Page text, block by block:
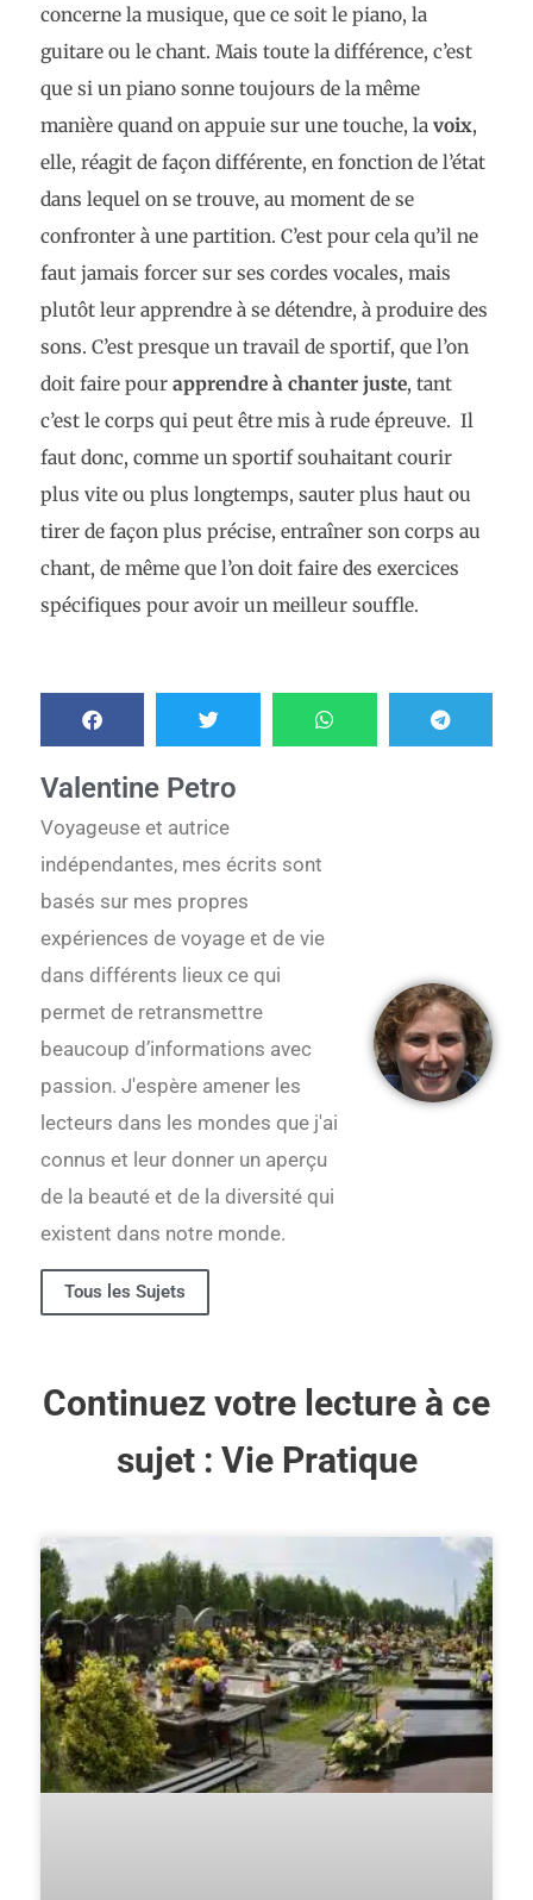
concerne la musique, que ce soit le piano, la
guitare ou le chant. Mais toute la différence, c’est
que si un piano sonne toujours de la même
manière quand on appuie sur une touche, la voix,
elle, réagit de façon différente, en fonction de l’état
dans lequel on se trouve, au moment de se
confronter à une partition. C’est pour cela qu’il ne
faut jamais forcer sur ses cordes vocales, mais
plutôt leur apprendre à se détendre, à produire des
sons. C’est presque un travail de sportif, que l’on
doit faire pour apprendre à chanter juste, tant
c’est le corps qui peut être mis à rude épreuve. Il
faut donc, comme un sportif souhaitant courir
plus vite ou plus longtemps, sauter plus haut ou
tirer de façon plus précise, entraîner son corps au
chant, de même que l’on doit faire des exercices
spécifiques pour avoir un meilleur souffle.
Valentine Petro
Voyageuse et autrice
indépendantes, mes écrits sont
basés sur mes propres
expériences de voyage et de vie
dans différents lieux ce qui
permet de retransmettre
beaucoup d’informations avec
passion. J'espère amener les
lecteurs dans les mondes que j'ai
connus et leur donner un aperçu
de la beauté et de la diversité qui
existent dans notre monde.
Tous les Sujets
Continuez votre lecture à ce
sujet : Vie Pratique